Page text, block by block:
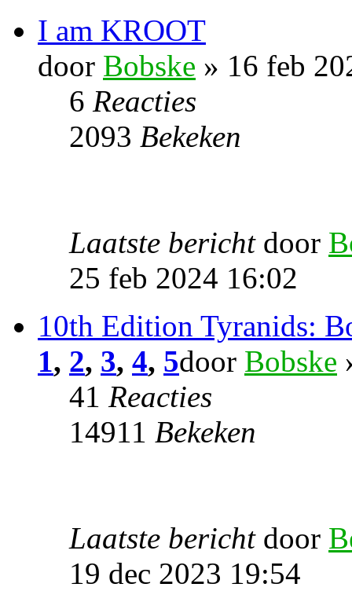
I am KROOT
door Bobske » 16 feb
6 Reacties
2093 Bekeken
Laatste bericht door
25 feb 2024 16:02
10th Edition Tyranids:
1, 2, 3, 4, 5door Bobske
41 Reacties
14911 Bekeken
Laatste bericht door
19 dec 2023 19:54